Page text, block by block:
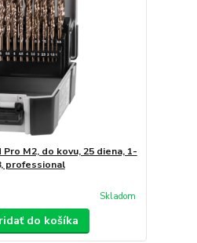
M2, do kovu, 25 diena, 1-
professional
Skladom
do košíka